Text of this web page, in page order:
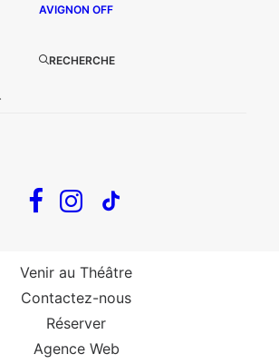
AVIGNON OFF
RECHERCHE
En tournée
Infos
Venir au Théâtre
Contactez-nous
Réserver
Agence Web